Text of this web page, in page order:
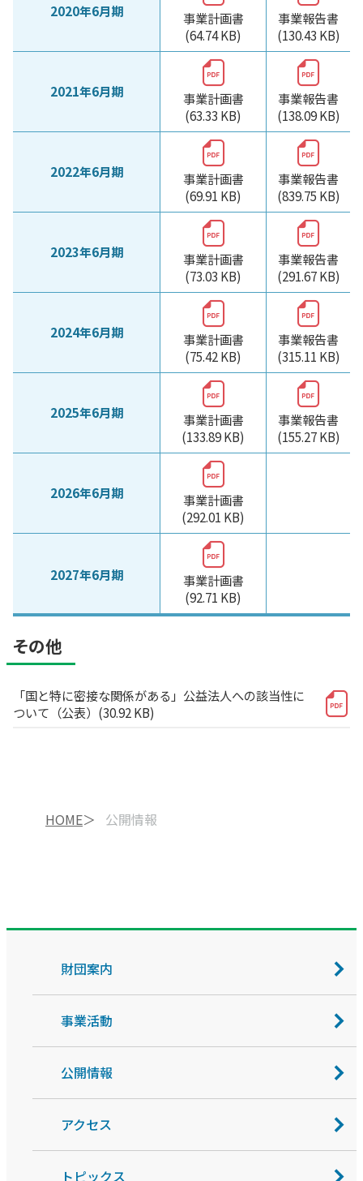
2020年6月期
事業計画書
(64.74 KB)
事業報告書
(130.43 KB)
2021年6月期
事業計画書
(63.33 KB)
事業報告書
(138.09 KB)
2022年6月期
事業計画書
(69.91 KB)
事業報告書
(839.75 KB)
2023年6月期
事業計画書
(73.03 KB)
事業報告書
(291.67 KB)
2024年6月期
事業計画書
(75.42 KB)
事業報告書
(315.11 KB)
2025年6月期
事業計画書
(133.89 KB)
事業報告書
(155.27 KB)
2026年6月期
事業計画書
(292.01 KB)
2027年6月期
事業計画書
(92.71 KB)
その他
「国と特に密接な関係がある」公益法人への該当性に
ついて（公表）(30.92 KB)
HOME 公開情報
財団案内
事業活動
公開情報
アクセス
トピックス